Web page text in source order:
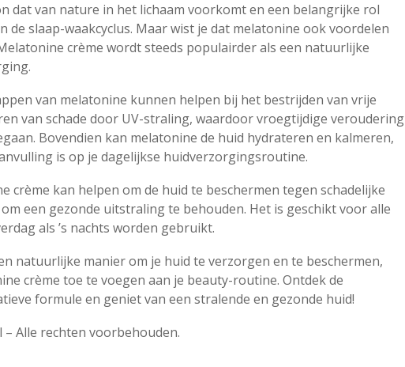
dat van nature in het lichaam voorkomt en een belangrijke rol
de slaap-waakcyclus. Maar wist je dat melatonine ook voordelen
crème wordt steeds populairder als een natuurlijke
van melatonine kunnen helpen bij het bestrijden van vrije
van schade door UV-straling, waardoor vroegtijdige veroudering
Bovendien kan melatonine de huid hydrateren en kalmeren,
is op je dagelijkse huidverzorgingsroutine.
crème kan helpen om de huid te beschermen tegen schadelijke
een gezonde uitstraling te behouden. Het is geschikt voor alle
als ’s nachts worden gebruikt.
natuurlijke manier om je huid te verzorgen en te beschermen,
crème toe te voegen aan je beauty-routine. Ontdek de
formule en geniet van een stralende en gezonde huid!
Alle rechten voorbehouden.